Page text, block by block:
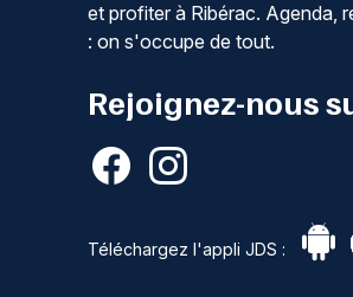
et profiter à Ribérac. Agenda,
: on s'occupe de tout.
Rejoignez-nous
Téléchargez l'appli JDS :